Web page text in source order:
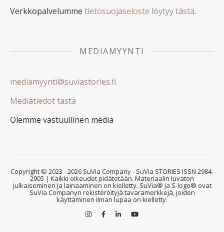
Verkkopalvelumme tietosuojaseloste löytyy tästä.
MEDIAMYYNTI
mediamyynti@suviastories.fi
Mediatiedot tästä
Olemme vastuullinen media
Copyright © 2023 - 2026 SuVia Company - SuVia STORIES ISSN 2984-
2905 | Kaikki oikeudet pidätetään. Materiaalin luvaton
julkaiseminen ja lainaaminen on kielletty. SuVia® ja S-logo® ovat
SuVia Companyn rekisteröityjä tavaramerkkejä, joiden
käyttäminen ilman lupaa on kielletty.